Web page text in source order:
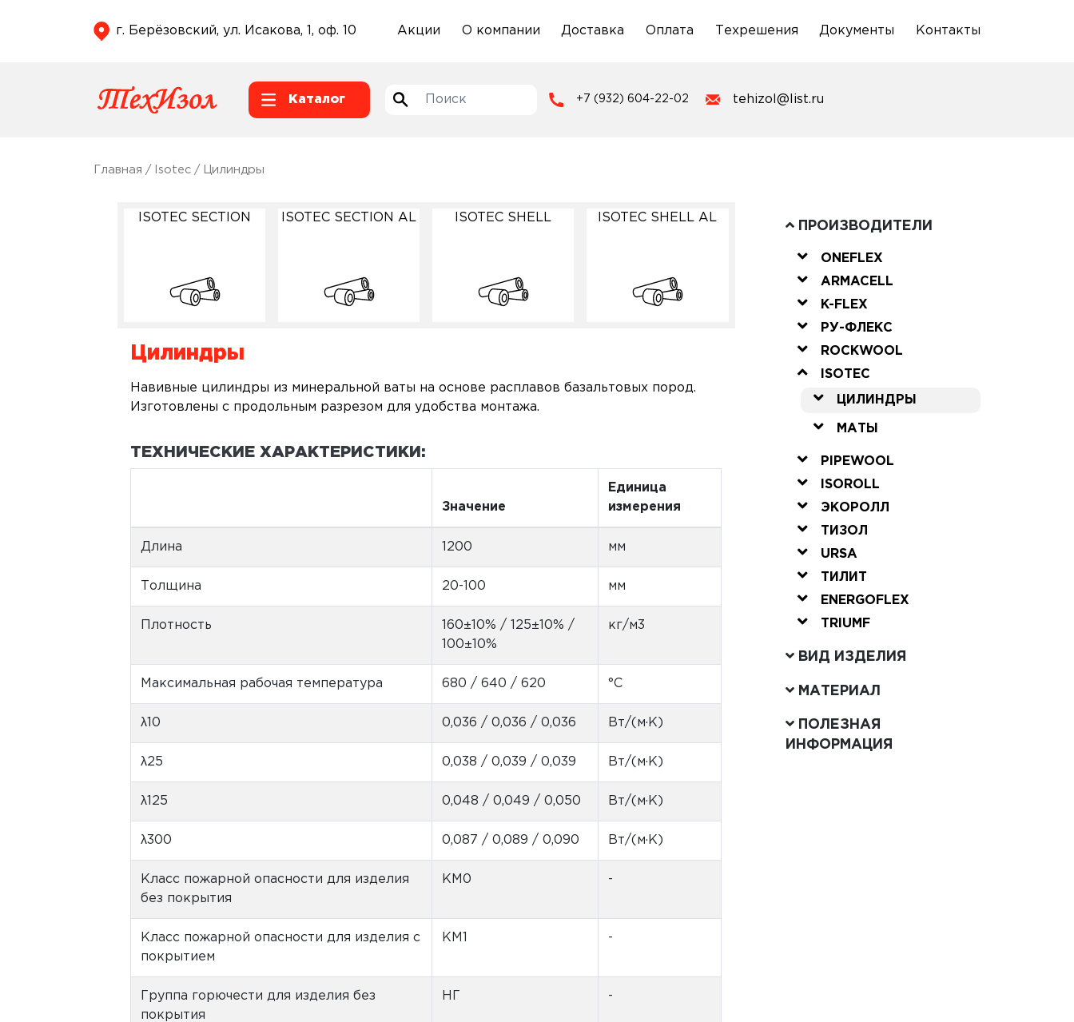
г. Берёзовский, ул. Исакова, 1, оф. 10 Акции О компании Доставка Оплата Техрешения Документы Контакты
Каталог +7 (932) 604-22-02 tehizol@list.ru
Главная / Isotec / Цилиндры
ISOTEC SECTION ISOTEC SECTION AL ISOTEC SHELL ISOTEC SHELL AL
Цилиндры
Навивные цилиндры из минеральной ваты на основе расплавов базальтовых пород.
Изготовлены с продольным разрезом для удобства монтажа.
ТЕХНИЧЕСКИЕ ХАРАКТЕРИСТИКИ:
Значение
Единица
измерения
Длина 1200 мм
Толщина 20-100 мм
Плотность
160±10% / 125±10% /
100±10%
кг/м3
Максимальная рабочая температура 680 / 640 / 620 °С
λ10 0,036 / 0,036 / 0,036 Вт/(м·К)
λ25 0,038 / 0,039 / 0,039 Вт/(м·К)
λ125 0,048 / 0,049 / 0,050 Вт/(м·К)
λ300 0,087 / 0,089 / 0,090 Вт/(м·К)
Класс пожарной опасности для изделия
без покрытия
КМ0 -
Класс пожарной опасности для изделия с
покрытием
КМ1 -
Группа горючести для изделия без
покрытия
НГ -
ПРОИЗВОДИТЕЛИ
ONEFLEX
ARMACELL
K-FLEX
РУ-ФЛЕКС
ROCKWOOL
ISOTEC
ЦИЛИНДРЫ
МАТЫ
PIPEWOOL
ISOROLL
ЭКОРОЛЛ
ТИЗОЛ
URSA
ТИЛИТ
ENERGOFLEX
TRIUMF
ВИД ИЗДЕЛИЯ
МАТЕРИАЛ
ПОЛЕЗНАЯ
ИНФОРМАЦИЯ